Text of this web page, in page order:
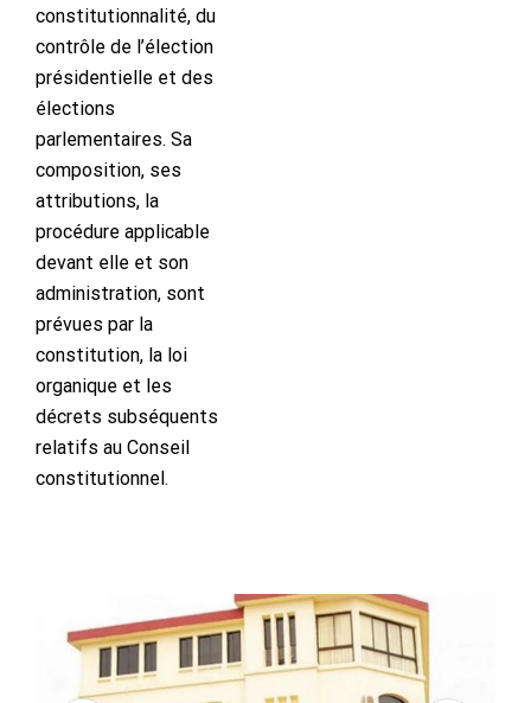
constitutionnalité, du
contrôle de l’élection
présidentielle et des
élections
parlementaires. Sa
composition, ses
attributions, la
procédure applicable
devant elle et son
administration, sont
prévues par la
constitution, la loi
organique et les
décrets subséquents
relatifs au Conseil
constitutionnel.